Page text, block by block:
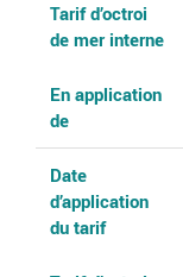
Tarif d’octroi
de mer interne
En application
de
Date
d’application
du tarif